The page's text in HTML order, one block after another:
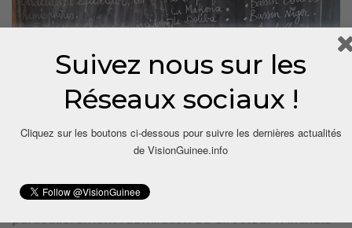
Parmi les 45 candidats, une élève suscite
particulièrement l’admiration du directeur : Aminata
Suivez nous sur les
Réseaux sociaux !
Cliquez sur les boutons ci-dessous pour suivre les dernières actualités
de VisionGuinee.info